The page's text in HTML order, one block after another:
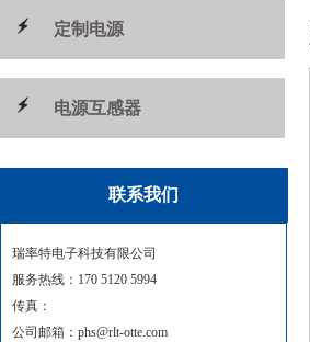
定制电源
电源互感器
联系我们
瑞率特电子科技有限公司
服务热线：170 5120 5994
传真：
公司邮箱：phs@rlt-otte.com